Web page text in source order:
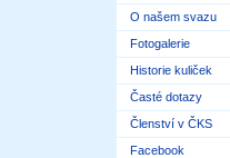
O našem svazu
Fotogalerie
Historie kuliček
Časté dotazy
Členství v ČKS
Facebook